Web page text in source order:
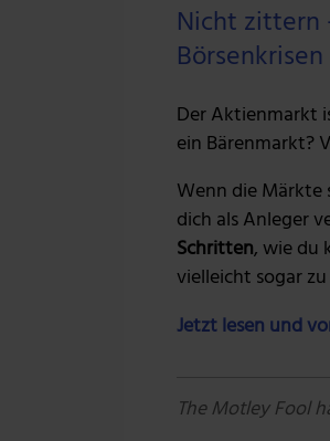
Nicht zittern
Börsenkrisen
Der Aktienmarkt
ein Bärenmarkt?
Wenn die Märkte
dich als Anleger
Schritten, wie du
vielleicht sogar
Jetzt lesen und
The Motley Fool